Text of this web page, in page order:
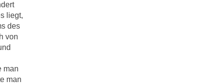
liegt,
des
von
man
man